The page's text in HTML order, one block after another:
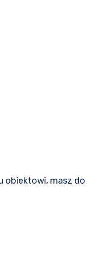
obiektowi, masz do